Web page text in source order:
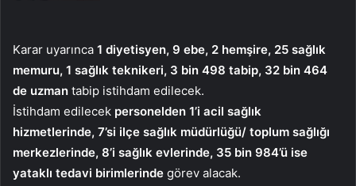
Karar uyarınca 1 diyetisyen, 9 ebe, 2 hemşire, 25 sağlık
memuru, 1 sağlık teknikeri, 3 bin 498 tabip, 32 bin 464
de uzman tabip istihdam edilecek.
İstihdam edilecek personelden 1’i acil sağlık
hizmetlerinde, 7’si ilçe sağlık müdürlüğü/ toplum sağlığı
merkezlerinde, 8’i sağlık evlerinde, 35 bin 984’ü ise
yataklı tedavi birimlerinde görev alacak.